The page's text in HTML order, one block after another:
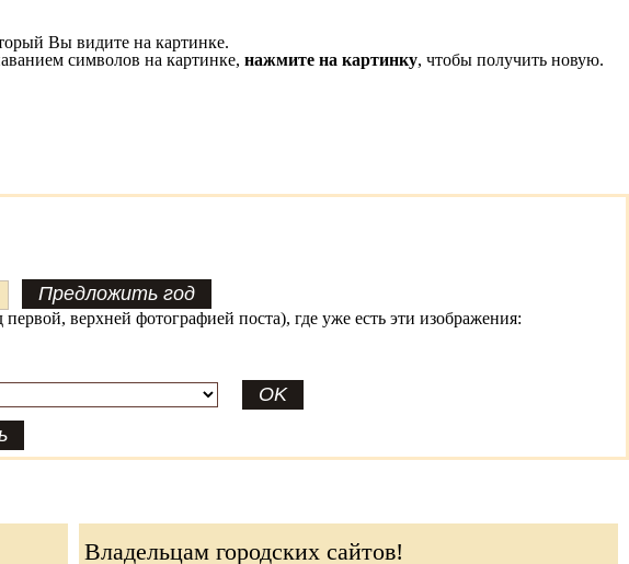
Вы видите на картинке.
символов на картинке, нажмите на картинку, чтобы получить новую.
первой, верхней фотографией поста), где уже есть эти изображения:
Владельцам городских сайтов!